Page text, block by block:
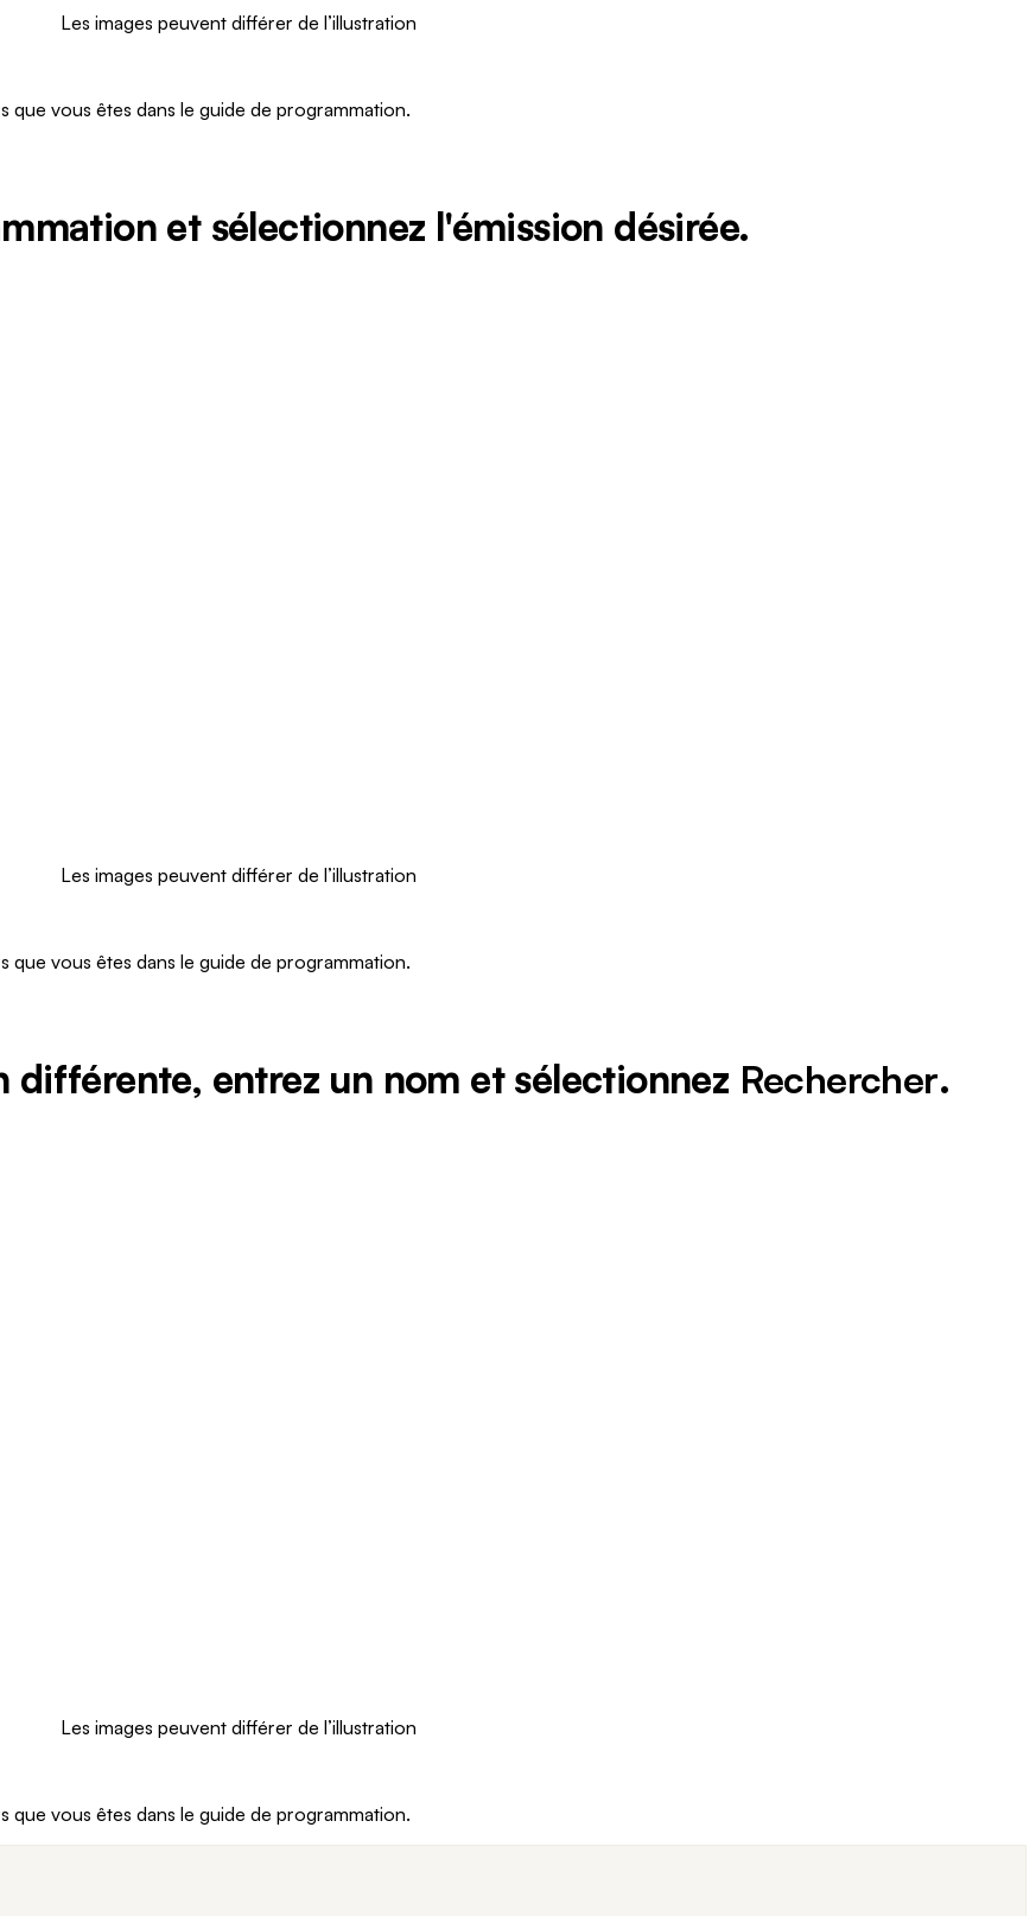
Les images peuvent différer de l’illustration
que vous êtes dans le guide de programmation.
et sélectionnez l'émission désirée.
Les images peuvent différer de l’illustration
que vous êtes dans le guide de programmation.
différente, entrez un nom et sélectionnez Rechercher.
Les images peuvent différer de l’illustration
que vous êtes dans le guide de programmation.